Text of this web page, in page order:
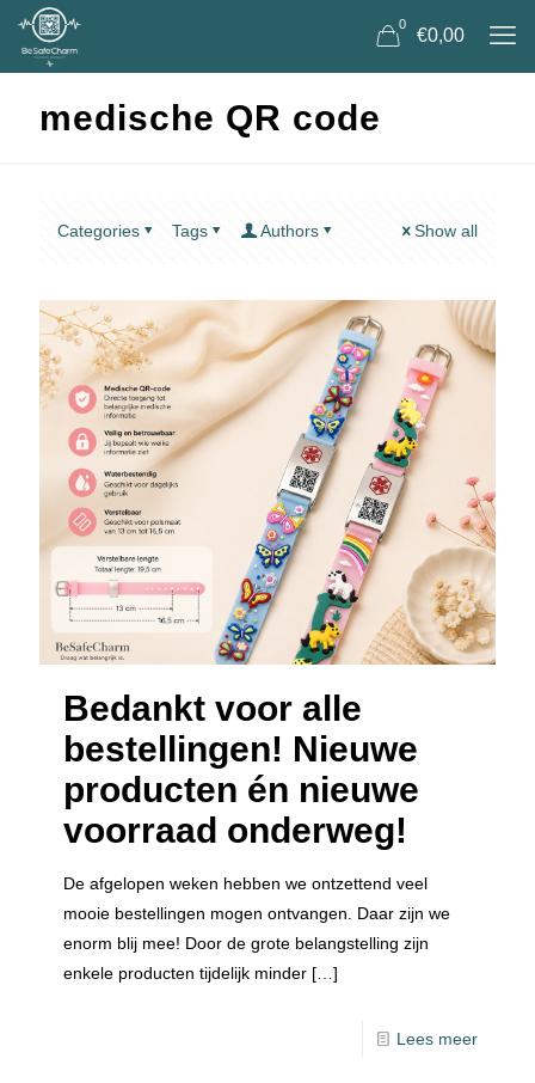
0
€0,00
medische QR code
Categories Tags Authors Show all
Bedankt voor alle
bestellingen! Nieuwe
producten én nieuwe
voorraad onderweg!
De afgelopen weken hebben we ontzettend veel
mooie bestellingen mogen ontvangen. Daar zijn we
enorm blij mee! Door de grote belangstelling zijn
enkele producten tijdelijk minder […]
Lees meer